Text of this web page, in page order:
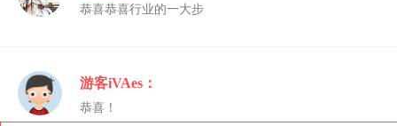
恭喜恭喜行业的一大步
游客iVAes：
恭喜！